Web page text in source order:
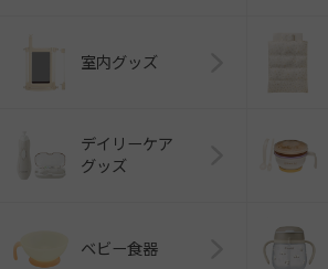
室内グッズ
デイリーケア
グッズ
ベビー食器